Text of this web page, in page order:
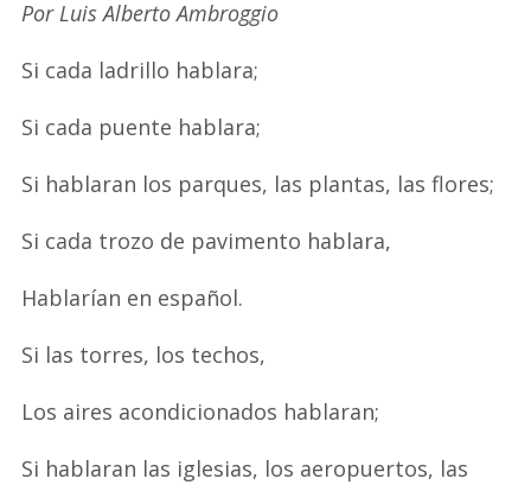
Por Luis Alberto Ambroggio
Si cada ladrillo hablara;
Si cada puente hablara;
Si hablaran los parques, las plantas, las flores;
Si cada trozo de pavimento hablara,
Hablarían en español.
Si las torres, los techos,
Los aires acondicionados hablaran;
Si hablaran las iglesias, los aeropuertos, las